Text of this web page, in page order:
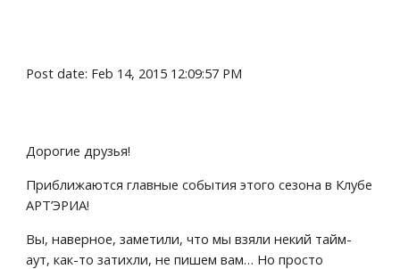
Post date: Feb 14, 2015 12:09:57 PM
Дорогие друзья!
Приближаются главные события этого сезона в Клубе
АРТ’ЭРИА!
Вы, наверное, заметили, что мы взяли некий тайм-
аут, как-то затихли, не пишем вам… Но просто